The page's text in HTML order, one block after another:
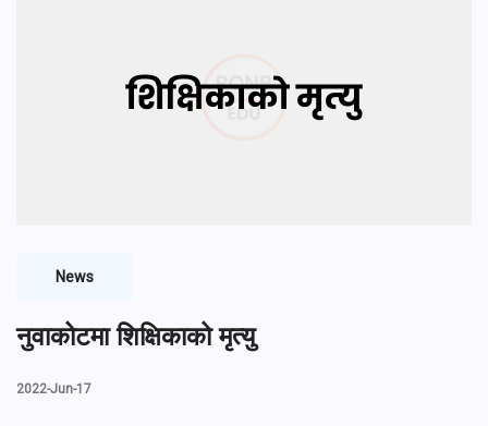
News
नुवाकोटमा शिक्षिकाको मृत्यु
2022-Jun-17